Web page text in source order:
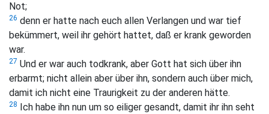
Not;
26 denn er hatte nach euch allen Verlangen und war tief
bekümmert, weil ihr gehört hattet, daß er krank geworden
war.
27 Und er war auch todkrank, aber Gott hat sich über ihn
erbarmt; nicht allein aber über ihn, sondern auch über mich,
damit ich nicht eine Traurigkeit zu der anderen hätte.
28
Ich habe ihn nun um so eiliger gesandt, damit ihr ihn seht